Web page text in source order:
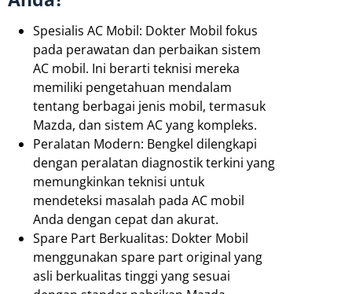
Spesialis AC Mobil: Dokter Mobil fokus
pada perawatan dan perbaikan sistem
AC mobil. Ini berarti teknisi mereka
memiliki pengetahuan mendalam
tentang berbagai jenis mobil, termasuk
Mazda, dan sistem AC yang kompleks.
Peralatan Modern: Bengkel dilengkapi
dengan peralatan diagnostik terkini yang
memungkinkan teknisi untuk
mendeteksi masalah pada AC mobil
Anda dengan cepat dan akurat.
Spare Part Berkualitas: Dokter Mobil
menggunakan spare part original yang
asli berkualitas tinggi yang sesuai